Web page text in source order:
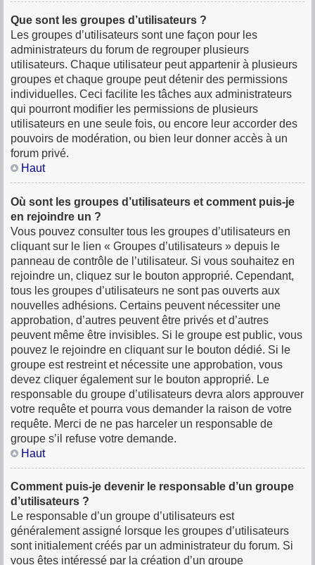
Que sont les groupes d’utilisateurs ?
Les groupes d’utilisateurs sont une façon pour les
administrateurs du forum de regrouper plusieurs
utilisateurs. Chaque utilisateur peut appartenir à plusieurs
groupes et chaque groupe peut détenir des permissions
individuelles. Ceci facilite les tâches aux administrateurs
qui pourront modifier les permissions de plusieurs
utilisateurs en une seule fois, ou encore leur accorder des
pouvoirs de modération, ou bien leur donner accès à un
forum privé.
Haut
Où sont les groupes d’utilisateurs et comment puis-je
en rejoindre un ?
Vous pouvez consulter tous les groupes d’utilisateurs en
cliquant sur le lien « Groupes d’utilisateurs » depuis le
panneau de contrôle de l’utilisateur. Si vous souhaitez en
rejoindre un, cliquez sur le bouton approprié. Cependant,
tous les groupes d’utilisateurs ne sont pas ouverts aux
nouvelles adhésions. Certains peuvent nécessiter une
approbation, d’autres peuvent être privés et d’autres
peuvent même être invisibles. Si le groupe est public, vous
pouvez le rejoindre en cliquant sur le bouton dédié. Si le
groupe est restreint et nécessite une approbation, vous
devez cliquer également sur le bouton approprié. Le
responsable du groupe d’utilisateurs devra alors approuver
votre requête et pourra vous demander la raison de votre
requête. Merci de ne pas harceler un responsable de
groupe s’il refuse votre demande.
Haut
Comment puis-je devenir le responsable d’un groupe
d’utilisateurs ?
Le responsable d’un groupe d’utilisateurs est
généralement assigné lorsque les groupes d’utilisateurs
sont initialement créés par un administrateur du forum. Si
vous êtes intéressé par la création d’un groupe